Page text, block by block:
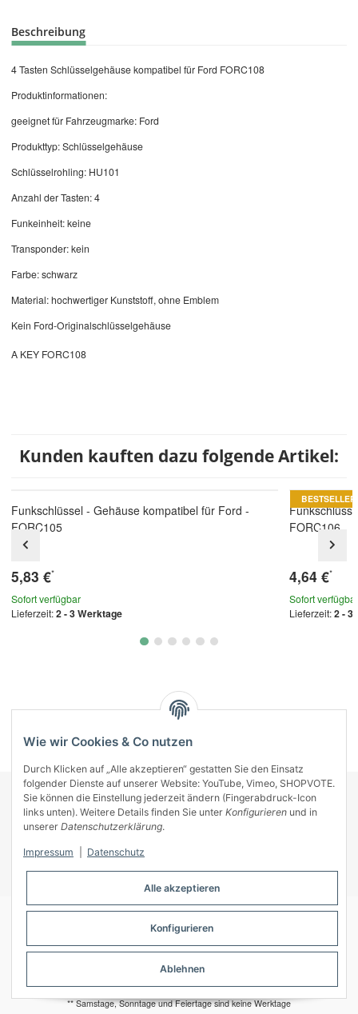
Beschreibung
4 Tasten Schlüsselgehäuse kompatibel für Ford FORC108
Produktinformationen:
geeignet für Fahrzeugmarke: Ford
Produkttyp: Schlüsselgehäuse
Schlüsselrohling: HU101
Anzahl der Tasten: 4
Funkeinheit: keine
Transponder: kein
Farbe: schwarz
Material: hochwertiger Kunststoff, ohne Emblem
Kein Ford-Originalschlüsselgehäuse
A KEY FORC108
Kunden kauften dazu folgende Artikel:
Funkschlüssel - Gehäuse kompatibel für Ford -
FORC105
5,83 €*
Sofort verfügbar
Lieferzeit:2 - 3 Werktage
BESTSELLER
FORC106
4,64 €*
Sofort verfügbar
Lieferzeit:2 - 3
KONTAKT
INFORMATIONEN
ZAHLUNGSARTEN
© A-Key
* Alle Preise inkl. gesetzlicher USt., zzgl.Versand
** Samstage, Sonntage und Feiertage sind keine Werktage
Wie wir Cookies & Co nutzen
Durch Klicken auf „Alle akzeptieren“ gestatten Sie den Einsatz
folgender Dienste auf unserer Website: YouTube, Vimeo, SHOPVOTE.
Sie können die Einstellung jederzeit ändern (Fingerabdruck-Icon
links unten). Weitere Details finden Sie unter Konfigurieren und in
unserer Datenschutzerklärung.
Impressum Datenschutz
Alle akzeptieren
Konfigurieren
Ablehnen